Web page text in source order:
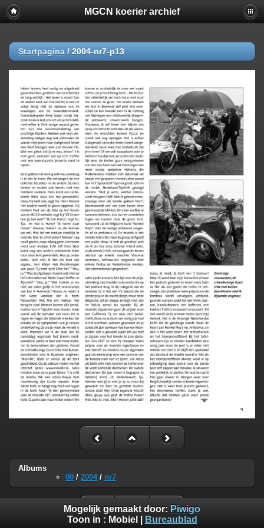
MGCN koerier archief
Startpagina / 2004-nr7-p13
Albums
00 / 2004/ nr7
Mogelijk gemaakt door: Piwigo
Toon in : Mobiel Bureaublad